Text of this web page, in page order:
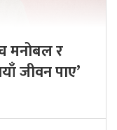
मनोबल र
जीवन पाए’